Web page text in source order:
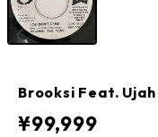
Brooksi Feat.
¥99,999